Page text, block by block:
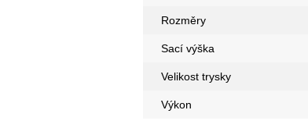
Rozměry
Sací výška
Velikost trysky
Výkon